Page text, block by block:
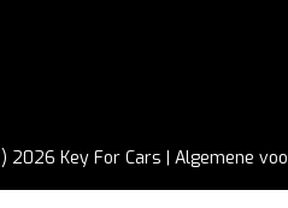
2026 Key For Cars | Algemene